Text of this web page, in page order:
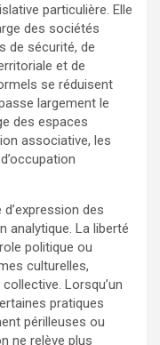
particulière. Elle
des sociétés
de sécurité, de
et de
se réduisent
largement le
des espaces
associative, les
des
analytique. La liberté
politique ou
culturelles,
Lorsqu’un
pratiques
périlleuses ou
ne relève plus